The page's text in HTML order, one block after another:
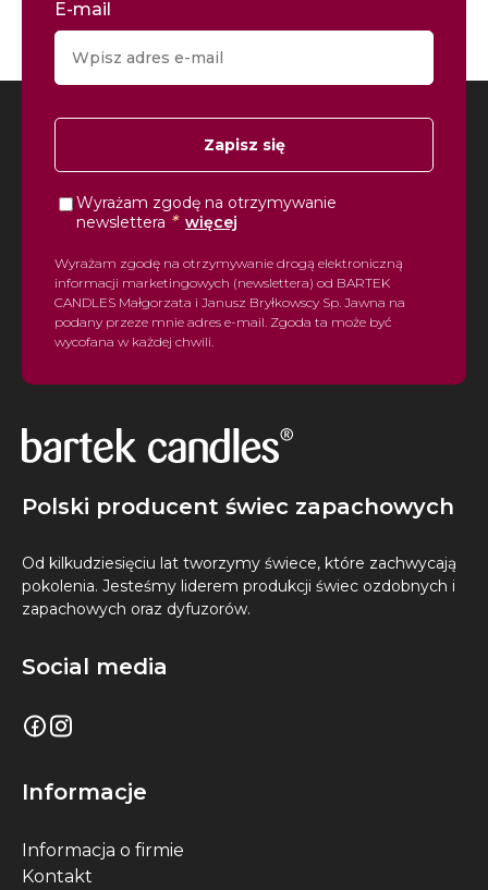
E-mail
Zapisz się
Wyrażam zgodę na otrzymywanie
newslettera * więcej
Wyrażam zgodę na otrzymywanie drogą elektroniczną
informacji marketingowych (newslettera) od BARTEK
CANDLES Małgorzata i Janusz Bryłkowscy Sp. Jawna na
podany przeze mnie adres e-mail. Zgoda ta może być
wycofana w każdej chwili.
Polski producent świec zapachowych
Od kilkudziesięciu lat tworzymy świece, które zachwycają
pokolenia. Jesteśmy liderem produkcji świec ozdobnych i
zapachowych oraz dyfuzorów.
Social media
Informacje
Informacja o firmie
Kontakt